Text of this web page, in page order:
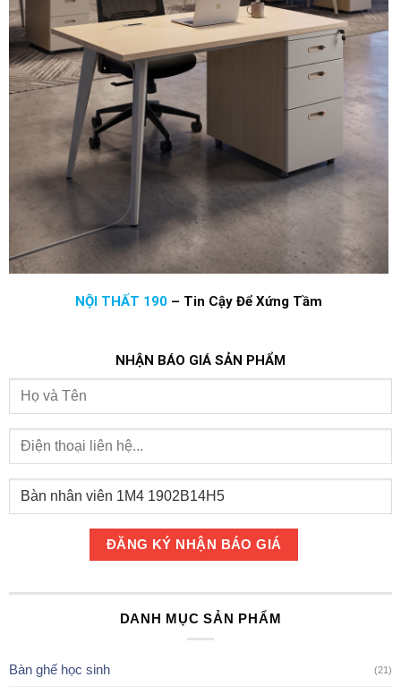
NỘI THẤT 190 – Tin Cậy Để Xứng Tầm
NHẬN BÁO GIÁ SẢN PHẨM
DANH MỤC SẢN PHẨM
Bàn ghế học sinh (21)